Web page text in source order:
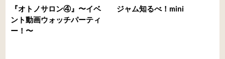
『オトノサロン④』〜イベ
ント動画ウォッチパーティ
ー！〜
ジャム知るべ！mini